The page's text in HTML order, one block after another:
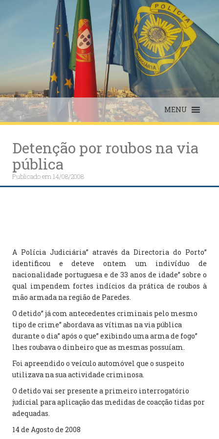
MENU
Detenção por roubos na via
pública
Publicado em14/08/2008
A Polícia Judiciária” através da Directoria do Porto”
identificou e deteve ontem um indivíduo de
nacionalidade portuguesa e de 33 anos de idade” sobre o
qual impendem fortes indícios da prática de roubos à
mão armada na região de Paredes.
O detido” já com antecedentes criminais pelo mesmo
tipo de crime” abordava as vítimas na via pública
durante o dia” após o que” exibindo uma arma de fogo”
lhes roubava o dinheiro que as mesmas possuíam.
Foi apreendido o veículo automóvel que o suspeito
utilizava na sua actividade criminosa.
O detido vai ser presente a primeiro interrogatório
judicial para aplicação das medidas de coacção tidas por
adequadas.
14 de Agosto de 2008